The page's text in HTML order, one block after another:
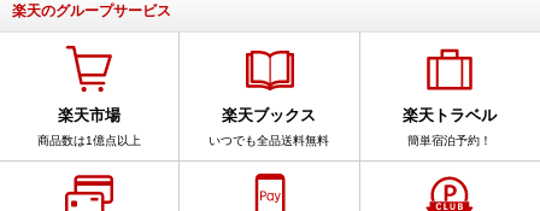
楽天のグループサービス
楽天市場
商品数は1億点以上
楽天ブックス
いつでも全品送料無料
楽天トラベル
簡単宿泊予約！